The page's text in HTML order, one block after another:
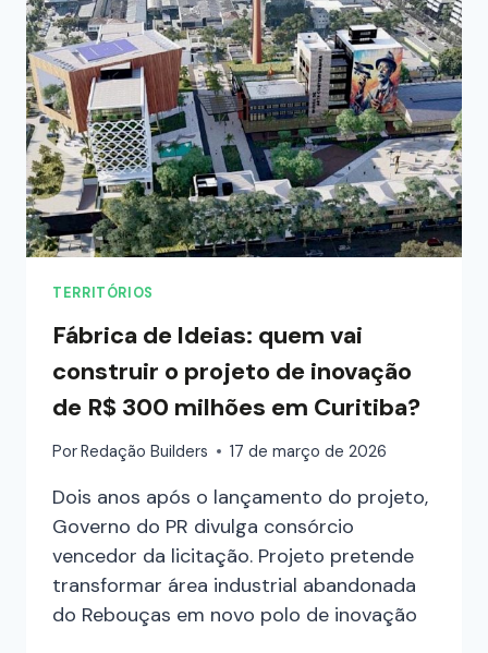
TERRITÓRIOS
Fábrica de ldeias: quem vai
construir o projeto de inovação
de R$ 300 milhões em Curitiba?
PorRedação Builders 17 de março de 2026
Dois anos após o lançamento do projeto,
Governo do PR divulga consórcio
vencedor da licitação. Projeto pretende
transformar área industrial abandonada
do Rebouças em novo polo de inovação